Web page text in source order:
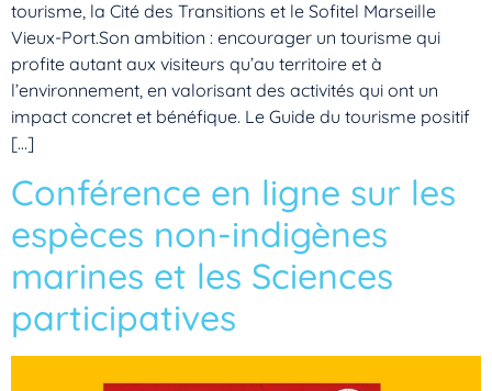
tourisme, la Cité des Transitions et le Sofitel Marseille
Vieux-Port.Son ambition : encourager un tourisme qui
profite autant aux visiteurs qu’au territoire et à
l’environnement, en valorisant des activités qui ont un
impact concret et bénéfique. Le Guide du tourisme positif
[…]
Conférence en ligne sur les
espèces non-indigènes
marines et les Sciences
participatives